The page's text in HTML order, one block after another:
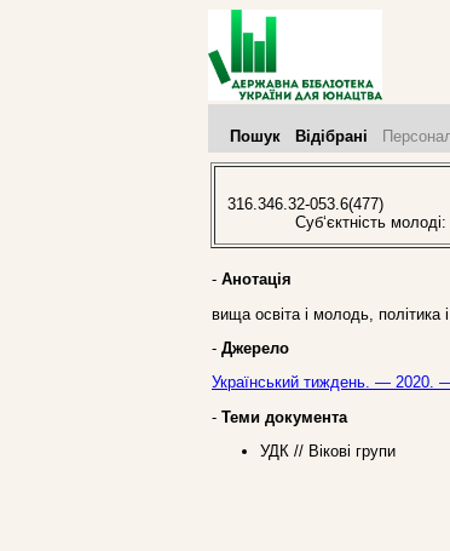
Пошук Відібрані
316.346.32-053.6(477)
Суб‘єктність
- Анотація
вища освіта і молодь, політика
- Джерело
Український тиждень. — 2020.
- Теми документа
УДК // Вікові групи